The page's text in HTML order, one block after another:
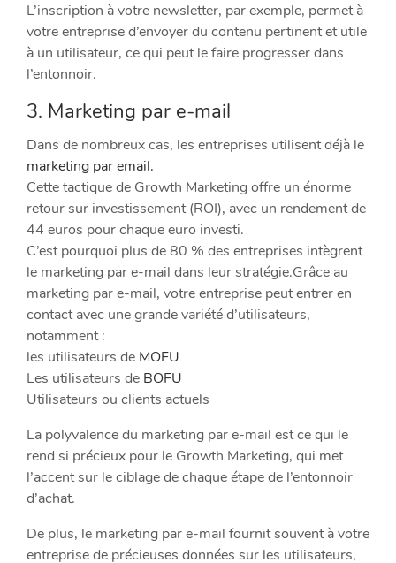
L’inscription à votre newsletter, par exemple, permet à
votre entreprise d’envoyer du contenu pertinent et utile
à un utilisateur, ce qui peut le faire progresser dans
l’entonnoir.
3. Marketing par e-mail
Dans de nombreux cas, les entreprises utilisent déjà le
marketing par email.
Cette tactique de Growth Marketing offre un énorme
retour sur investissement (ROI), avec un rendement de
44 euros pour chaque euro investi.
C’est pourquoi plus de 80 % des entreprises intègrent
le marketing par e-mail dans leur stratégie.Grâce au
marketing par e-mail, votre entreprise peut entrer en
contact avec une grande variété d’utilisateurs,
notamment :
les utilisateurs de MOFU
Les utilisateurs de BOFU
Utilisateurs ou clients actuels
La polyvalence du marketing par e-mail est ce qui le
rend si précieux pour le Growth Marketing, qui met
l’accent sur le ciblage de chaque étape de l’entonnoir
d’achat.
De plus, le marketing par e-mail fournit souvent à votre
entreprise de précieuses données sur les utilisateurs,